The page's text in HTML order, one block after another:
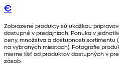
€
Zobrazené produkty sú ukážkou
dostupné v predajniach. Ponuka v
ceny, množstva a dostupnosti sortimentu
na vybraných miestach). Fotografie
mierne líšiť od produktov dostupných v
zásob.